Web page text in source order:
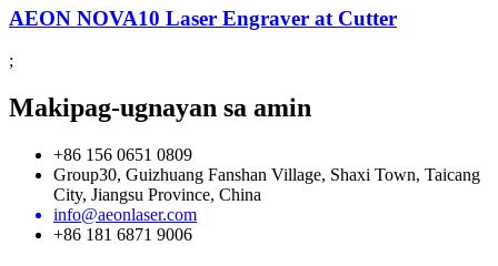
AEON NOVA10 Laser Engraver at Cutter
;
Makipag-ugnayan sa amin
+86 156 0651 0809
Group30, Guizhuang Fanshan Village, Shaxi Town, Taicang
City, Jiangsu Province, China
info@aeonlaser.com
+86 181 6871 9006